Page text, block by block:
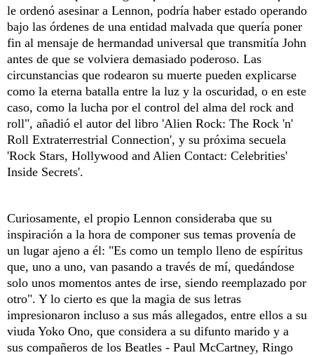
le ordenó asesinar a Lennon, podría haber estado operando
bajo las órdenes de una entidad malvada que quería poner
fin al mensaje de hermandad universal que transmitía John
antes de que se volviera demasiado poderoso. Las
circunstancias que rodearon su muerte pueden explicarse
como la eterna batalla entre la luz y la oscuridad, o en este
caso, como la lucha por el control del alma del rock and
roll", añadió el autor del libro 'Alien Rock: The Rock 'n'
Roll Extraterrestrial Connection', y su próxima secuela
'Rock Stars, Hollywood and Alien Contact: Celebrities'
Inside Secrets'.
Curiosamente, el propio Lennon consideraba que su
inspiración a la hora de componer sus temas provenía de
un lugar ajeno a él: "Es como un templo lleno de espíritus
que, uno a uno, van pasando a través de mí, quedándose
solo unos momentos antes de irse, siendo reemplazado por
otro". Y lo cierto es que la magia de sus letras
impresionaron incluso a sus más allegados, entre ellos a su
viuda Yoko Ono, que considera a su difunto marido y a
sus compañeros de los Beatles - Paul McCartney, Ringo